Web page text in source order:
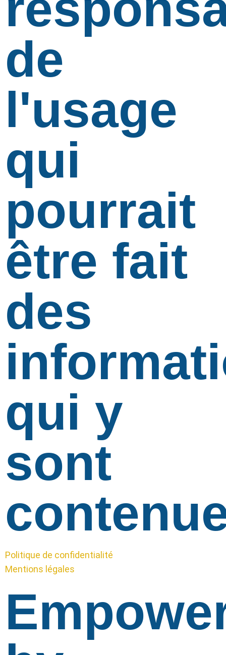
de
l'usage
qui
pourrait
être fait
des
qui y
sont
Politique de confidentialité
Mentions légales